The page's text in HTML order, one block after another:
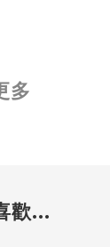
多
歡...